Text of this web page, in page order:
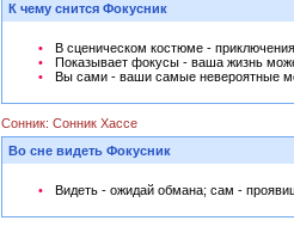
К чему снится Фокусник
В сценическом костюме -
Показывает фокусы - ваша жизнь
Вы сами - ваши самые невероятные
Сонник: Сонник Хассе
Во сне видеть Фокусник
Видеть - ожидай обмана; сам -